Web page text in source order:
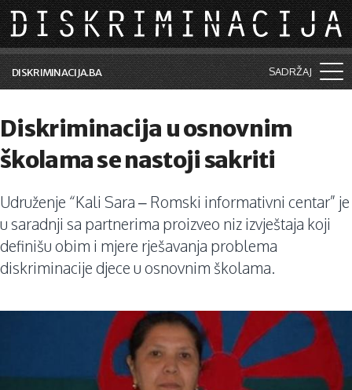
Skip to main content
DISKRIMINACIJA.BA SADRŽAJ
Vijesti i događaji
Aktuelne teme
Kolumne
Lične priče
Saradnja sa medijima
Diskriminacija u osnovnim
školama se nastoji sakriti
Udruženje “Kali Sara – Romski informativni centar” je
u saradnji sa partnerima proizveo niz izvještaja koji
definišu obim i mjere rješavanja problema
diskriminacije djece u osnovnim školama.